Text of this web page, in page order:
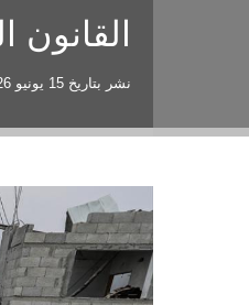
نشر بتاريخ 15 يونيو 2026